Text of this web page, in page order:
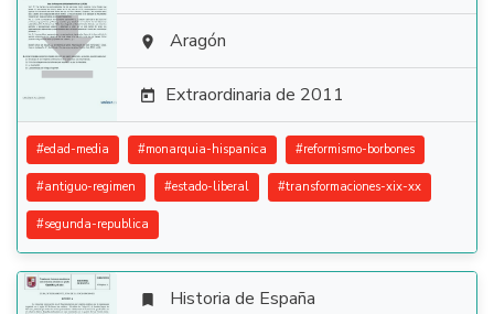
  Aragón
 Extraordinaria de 2011
#edad-media #monarquia-hispanica #reformismo-borbones
#antiguo-regimen #estado-liberal #transformaciones-xix-xx
#segunda-republica
 Historia de España